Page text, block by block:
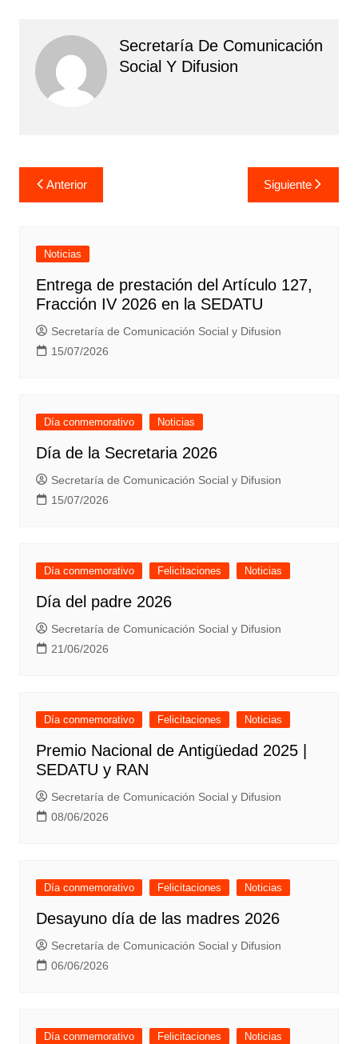
Secretaría De Comunicación
Social Y Difusion
Navegación
de
Anterior Siguiente
Noticias
Entrega de prestación del Artículo 127,
Fracción IV 2026 en la SEDATU
Secretaría de Comunicación Social y Difusion
15/07/2026
Día conmemorativo Noticias
Día de la Secretaria 2026
Secretaría de Comunicación Social y Difusion
15/07/2026
Día conmemorativo Felicitaciones Noticias
Día del padre 2026
Secretaría de Comunicación Social y Difusion
21/06/2026
Día conmemorativo Felicitaciones Noticias
Premio Nacional de Antigüedad 2025 |
SEDATU y RAN
Secretaría de Comunicación Social y Difusion
08/06/2026
Día conmemorativo Felicitaciones Noticias
Desayuno día de las madres 2026
Secretaría de Comunicación Social y Difusion
06/06/2026
Día conmemorativo Felicitaciones Noticias